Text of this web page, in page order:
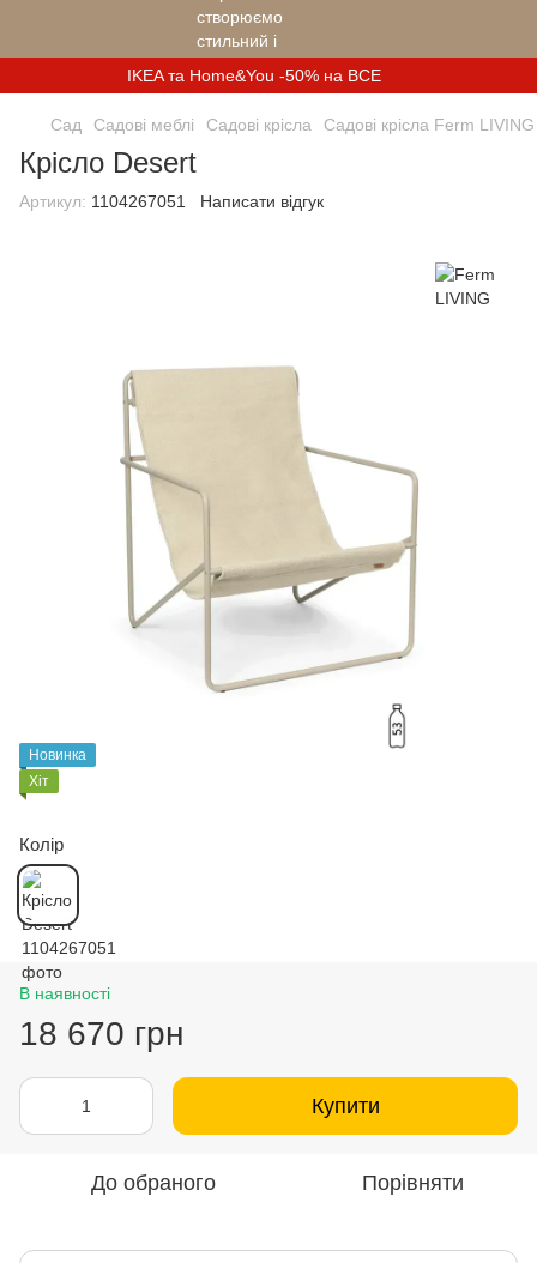
IKEA та Home&You -50% на ВСЕ
Сад Садові меблі Садові крісла Садові крісла Ferm LIVING
Крісло Desert
Артикул: 1104267051 Написати відгук
Новинка
Хіт
Колір
В наявності
18 670 грн
Купити
До обраного Порівняти